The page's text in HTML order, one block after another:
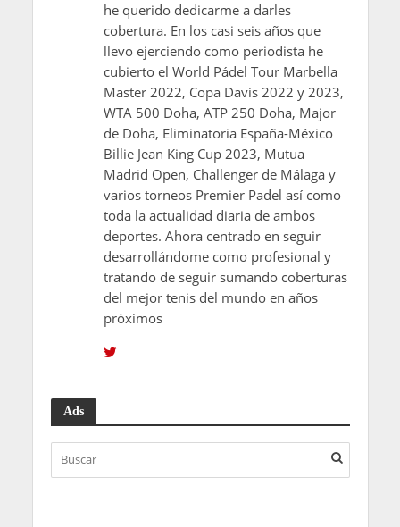
he querido dedicarme a darles
cobertura. En los casi seis años que
llevo ejerciendo como periodista he
cubierto el World Pádel Tour Marbella
Master 2022, Copa Davis 2022 y 2023,
WTA 500 Doha, ATP 250 Doha, Major
de Doha, Eliminatoria España-México
Billie Jean King Cup 2023, Mutua
Madrid Open, Challenger de Málaga y
varios torneos Premier Padel así como
toda la actualidad diaria de ambos
deportes. Ahora centrado en seguir
desarrollándome como profesional y
tratando de seguir sumando coberturas
del mejor tenis del mundo en años
próximos
Ads